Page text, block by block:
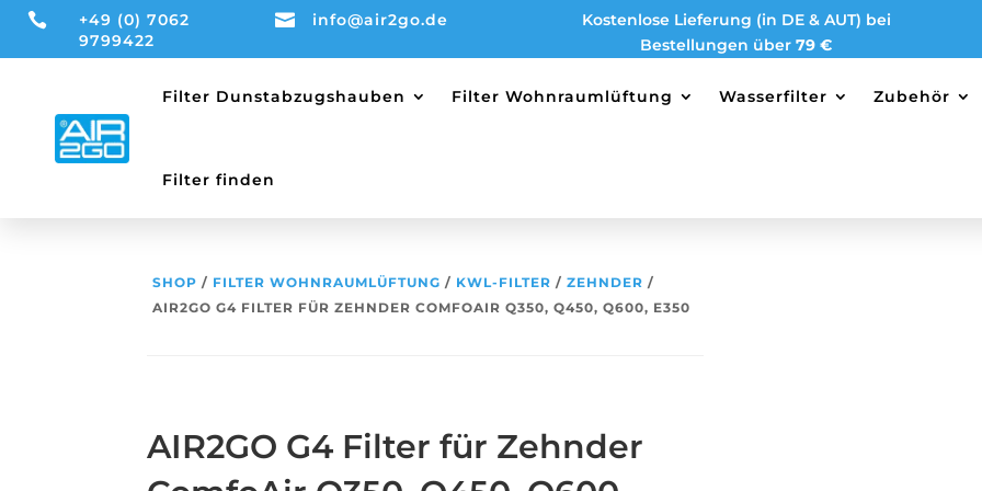

+49 (0) 7062
9799422
 info@air2go.de
Kostenlose Lieferung (in DE & AUT) bei
Bestellungen über 79 €
Filter Dunstabzugshauben Filter Wohnraumlüftung Wasserfilter Zubehör
Filter finden
SHOP / FILTER WOHNRAUMLÜFTUNG / KWL-FILTER /ZEHNDER /
AIR2GO G4 FILTER FÜR ZEHNDER COMFOAIR Q350, Q450, Q600, E350
AIR2GO G4 Filter für Zehnder